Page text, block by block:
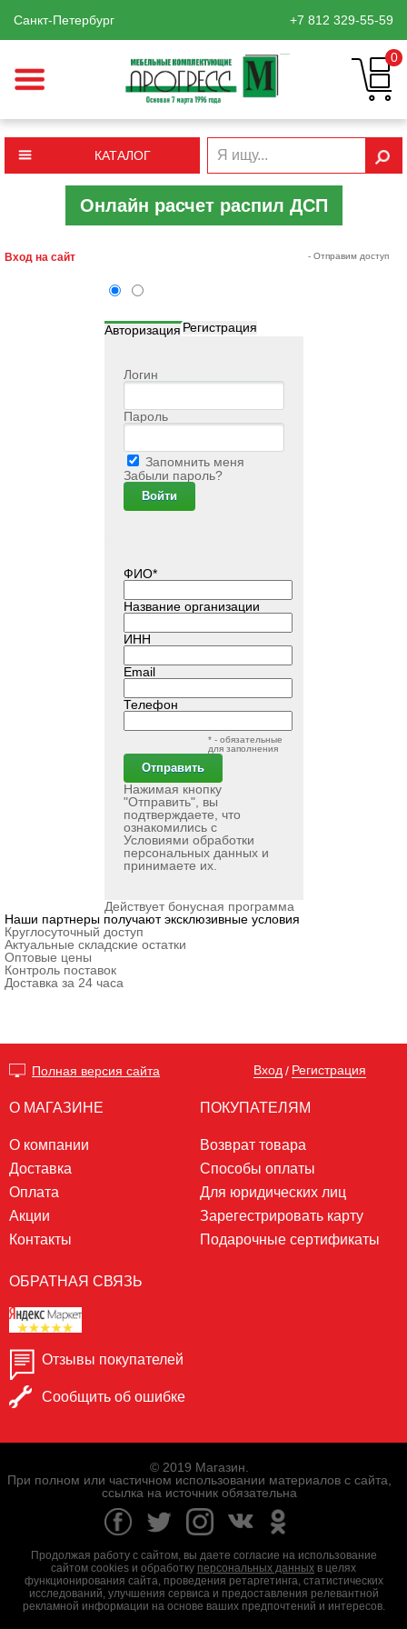
Санкт-Петербург +7 812 329-55-59
0
КАТАЛОГ
Онлайн расчет распил ДСП
Вход на сайт
Авторизация Регистрация
Логин
Пароль
Запомнить меня
Забыли пароль?
ФИО*
Название организации
ИНН
Email
- Отправим доступ
Телефон
* - обязательные
для заполнения
Нажимая кнопку
"Отправить", вы
подтверждаете, что
ознакомились с
Условиями обработки
персональных данныхи
принимаете их.
Действует бонусная программа
Наши партнеры получают эксклюзивные условия
Круглосуточный доступ
Актуальные складские остатки
Оптовые цены
Контроль поставок
Доставка за 24 часа
Полная версия сайта Вход / Регистрация
О МАГАЗИНЕ
О компании
Доставка
Оплата
Акции
Контакты
ПОКУПАТЕЛЯМ
Возврат товара
Способы оплаты
Для юридических лиц
Зарегестрировать карту
Подарочные сертификаты
ОБРАТНАЯ СВЯЗЬ
Отзывы покупателей
Сообщить об ошибке
© 2019 Магазин.
При полном или частичном использовании материалов с сайта,
ссылка на источник обязательна
Продолжая работу с сайтом, вы даете согласие на использование
сайтом cookies и обработку персональных данных в целях
функционирования сайта, проведения ретаргетинга, статистических
исследований, улучшения сервиса и предоставления релевантной
рекламной информации на основе ваших предпочтений и интересов.